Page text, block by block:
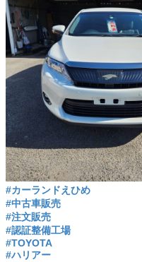
#カーランドえひめ
#中古車販売
#注文販売
#認証整備工場
#TOYOTA
#ハリアー